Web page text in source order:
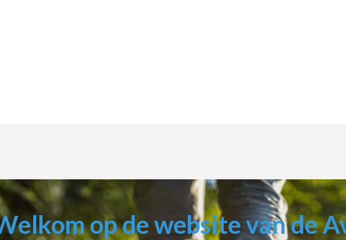
op de website van de